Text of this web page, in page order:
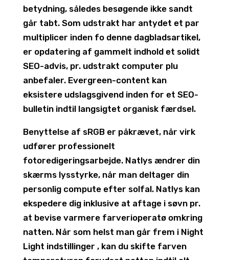
betydning, således besøgende ikke sandt
går tabt. Som udstrakt har antydet et par
multiplicer inden fo denne dagbladsartikel,
er opdatering af gammelt indhold et solidt
SEO-advis, pr. udstrakt computer plu
anbefaler. Evergreen-content kan
eksistere udslagsgivend inden for et SEO-
bulletin indtil langsigtet organisk færdsel.
Benyttelse af sRGB er påkrævet, når virk
udfører professionelt
fotoredigeringsarbejde. Natlys ændrer din
skærms lysstyrke, når man deltager din
personlig compute efter solfal. Natlys kan
ekspedere dig inklusive at aftage i søvn pr.
at bevise varmere farverioperatø omkring
natten. Når som helst man går frem i Night
Light indstillinger , kan du skifte farven